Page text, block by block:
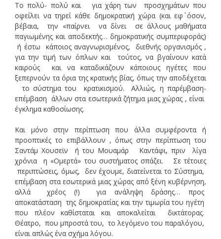
Το πολύ- πολύ και για χάρη των προσχημάτων που
οφείλει να τηρεί κάθε δημοκρατική χώρα (και εφ΄ όσον,
βέβαια, την «παίρνει να δίνει σε άλλους μαθήματα
παγιωμένης και αποδεκτής… δημοκρατικής συμπεριφοράς)
ή έστω κάποιος αναγνωρισμένος, διεθνής οργανισμός ,
για την τιμή των όπλων και τούτος, να βγαίνουν κατά
καιρούς και να καταδικάζουν κάποιους ηγέτες που
ξεπερνούν τα όρια της κρατικής βίας, όπως την αποδέχεται
το σύστημα του κρατικισμού. Αλλιώς, η παρέμβαση-
επέμβαση άλλων στα εσωτερικά ζήτημα μιας χώρας , είναι
έγκλημα καθοσίωσης.
Και μόνο στην περίπτωση που άλλα συμφέροντα ή
προοπτικές το επιβάλλουν , όπως στην περίπτωση του
Σαντάμ Χουσεϊν ή του Μουαμάρ Καντάφι, πριν λίγα
χρόνια η «Ομερτά» του συστήματος σπάζει. Σε τέτοιες
περιπτώσεις, όμως, δεν έχουμε, διατείνεται το Σύστημα,
επέμβαση στα εσωτερικά μιας χώρας από ξένη κυβέρνηση,
αλλά χρέος (!) για ανάληψη δράσης… προς
αποκατάσταση της δημοκρατίας και την τιμωρία του ηγέτη
που πλέον καθίσταται και αποκαλείται δικτάτορας.
Θέατρο, που μπροστά του, το λεγόμενο του παραλόγου,
είναι απλώς ένα σχήμα λόγου.